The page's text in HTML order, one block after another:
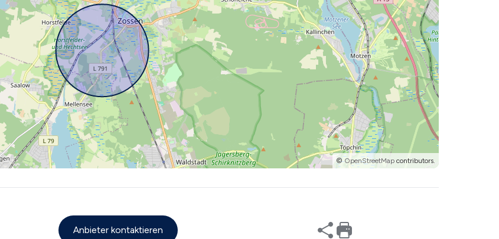
©OpenStreetMap contributors.
Anbieter kontaktieren